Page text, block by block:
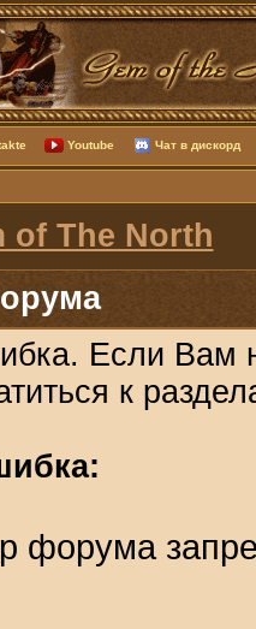
Youtube Чат в дискорд
The North
Если Вам
к
форума